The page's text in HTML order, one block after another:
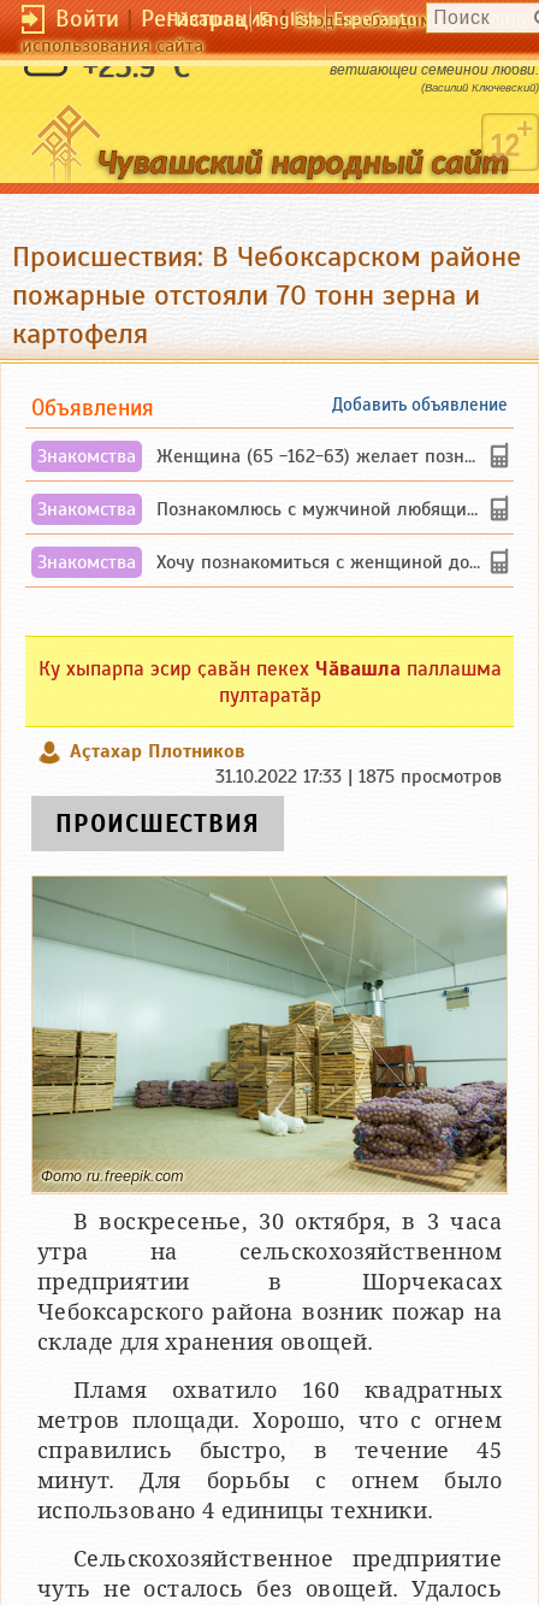
Войти|Регистрация|Вход необходим для
использования сайта
Чӑвашла English Esperanto
+23.9 °C
Семейные соры - штатный ремонт
ветшающей семейной любви.
(Василий Ключевский)
Происшествия: В Чебоксарском районе
пожарные отстояли 70 тонн зерна и
картофеля
Добавить объявление
Объявления
Знакомства Женщина (65 -162-63) желает познакомиться с одиноким, добродушным, без вредных ...
Знакомства Познакомлюсь с мужчиной любящим танцевать и петь на родном чувашском языке
Знакомства Хочу познакомиться с женщиной до 55 лет чувашской или русской национальности дл...
Ку хыпарпа эсир ҫавӑн пекех Чӑвашла паллашма
пултаратӑр
Аçтахар Плотников
31.10.2022 17:33 | 1875 просмотров
ПРОИСШЕСТВИЯ
Фото ru.freepik.com
В воскресенье, 30 октября, в 3 часа
утра на сельскохозяйственном
предприятии в Шорчекасах
Чебоксарского района возник пожар на
складе для хранения овощей.
Пламя охватило 160 квадратных
метров площади. Хорошо, что с огнем
справились быстро, в течение 45
минут. Для борьбы с огнем было
использовано 4 единицы техники.
Сельскохозяйственное предприятие
чуть не осталось без овощей. Удалось